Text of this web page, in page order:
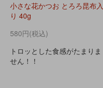
小さな花かつお とろろ昆布入
り 40g
580円(税込)
トロッとした食感がたまりま
せん！！